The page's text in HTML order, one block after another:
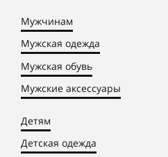
Мужчинам
Мужская одежда
Мужская обувь
Мужские аксессуары
Детям
Детская одежда